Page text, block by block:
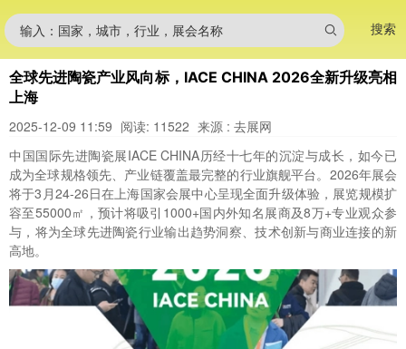
输入：国家，城市，行业，展会名称 搜索
全球先进陶瓷产业风向标，IACE CHINA 2026全新升级亮相
上海
2025-12-09 11:59 阅读: 11522 来源 : 去展网
中国国际先进陶瓷展IACE CHINA历经十七年的沉淀与成长，如今已
成为全球规格领先、产业链覆盖最完整的行业旗舰平台。2026年展会
将于3月24-26日在上海国家会展中心呈现全面升级体验，展览规模扩
容至55000㎡，预计将吸引1000+国内外知名展商及8万+专业观众参
与，将为全球先进陶瓷行业输出趋势洞察、技术创新与商业连接的新
高地。